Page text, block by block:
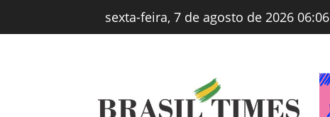
sexta-feira, 7 de agosto de 2026 06:06
Brasiltimes
–
Notícias